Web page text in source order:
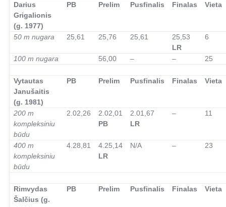
Darius
Grigalionis
(g. 1977)
PB Prelim Pusfinalis Finalas Vieta
50 m nugara 25,61 25,76 25,61
25,53
LR
6
100 m nugara 56,00 – –
25
Vytautas
Janušaitis
(g. 1981)
PB Prelim Pusfinalis Finalas Vieta
200 m
kompleksiniu
būdu
2.02,26
2.02,01
PB
2.01,67
LR
– 11
400 m
kompleksiniu
būdu
4.28,81
4.25,14
LR
N/A – 23
Rimvydas
Šalčius (g.
PB Prelim Pusfinalis Finalas Vieta